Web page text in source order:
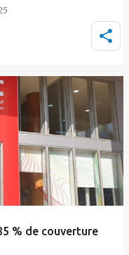
% de couverture